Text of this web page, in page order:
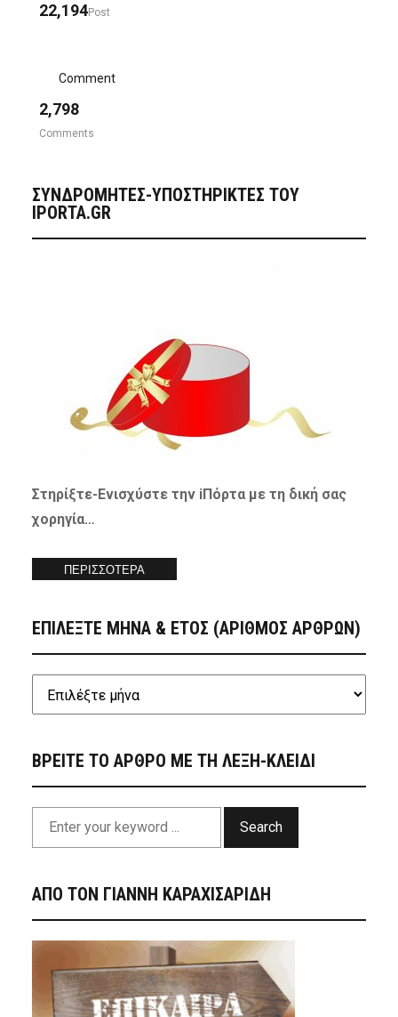
22,194Post
Comment
2,798
Comments
ΣΥΝΔΡΟΜΗΤΈΣ-ΥΠΟΣΤΗΡΙΚΤΈΣ ΤΟΥ
IPORTA.GR
Στηρίξτε-Ενισχύστετην iΠόρτα με τη δική σας
χορηγία…
ΠΕΡΙΣΣΟΤΕΡΑ
ΕΠΙΛΕΞΤΕ ΜΗΝΑ & ΕΤΟΣ (ΑΡΙΘΜΟΣ ΑΡΘΡΩΝ)
ΒΡΕΙΤΕ ΤΟ ΑΡΘΡΟ ΜΕ ΤΗ ΛΕΞΗ-ΚΛΕΙΔΙ
Search
ΑΠΟ ΤΟΝ ΓΙΑΝΝΗ ΚΑΡΑΧΙΣΑΡΙΔΗ